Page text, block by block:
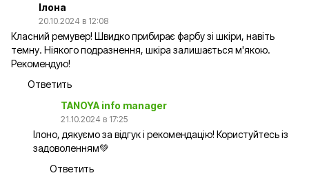
Ілона
20.10.2024 в 12:08
Класний ремувер! Швидко прибирає фарбу зі шкіри, навіть
темну. Ніякого подразнення, шкіра залишається м'якою.
Рекомендую!
Ответить
TANOYA info manager
21.10.2024 в 17:25
Ілоно, дякуємо за відгук і рекомендацію! Користуйтесь із
задоволенням💚
Ответить